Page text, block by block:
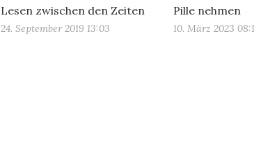
Lesen zwischen den Zeiten
24. September 2019 13:03
Pille nehmen
10. März 2023